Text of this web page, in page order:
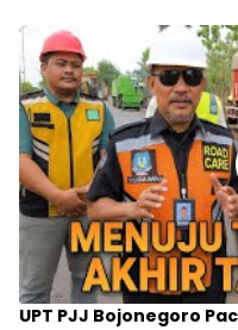
UPT PJJ Bojonegoro